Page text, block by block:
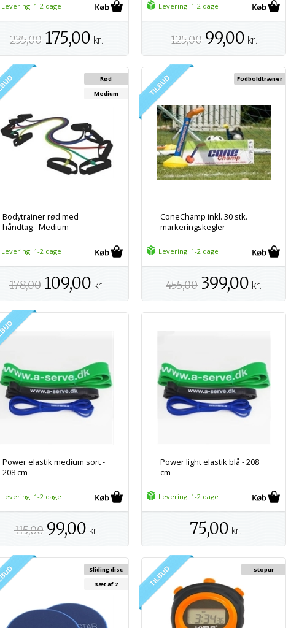
Levering: 1-2 dage
235,00 175,00 kr.
Levering: 1-2 dage
125,00 99,00 kr.
Bodytrainer rød med
håndtag - Medium
Rød
Medium
Levering: 1-2 dage
178,00 109,00 kr.
ConeChamp inkl. 30 stk.
markeringskegler
Fodboldtræner
Levering: 1-2 dage
455,00 399,00 kr.
Power elastik medium sort -
208 cm
Levering: 1-2 dage
115,00 99,00 kr.
Power light elastik blå - 208
cm
Levering: 1-2 dage
75,00 kr.
Sliding disc
sæt af 2
stopur